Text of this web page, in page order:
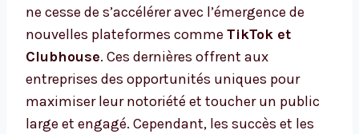
ne cesse de s’accélérer avec l’émergence de
nouvelles plateformes comme TikTok et
Clubhouse. Ces dernières offrent aux
entreprises des opportunités uniques pour
maximiser leur notoriété et toucher un public
large et engagé. Cependant, les succès et les